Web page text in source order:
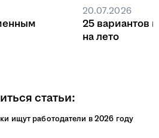
20.07.2026
25 вариантов
на лето
статьи:
ищут работодатели в 2026 году